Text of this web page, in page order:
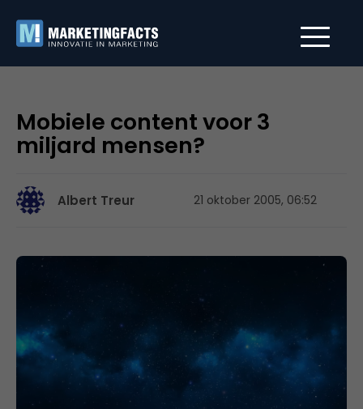
Mobiele content voor 3
miljard mensen?
Albert Treur 21 oktober 2005, 06:52